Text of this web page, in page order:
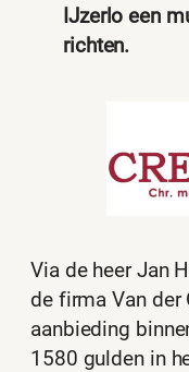
IJzerlo een
richten.
Via de heer Jan
de firma Van der
aanbieding
1580 gulden in